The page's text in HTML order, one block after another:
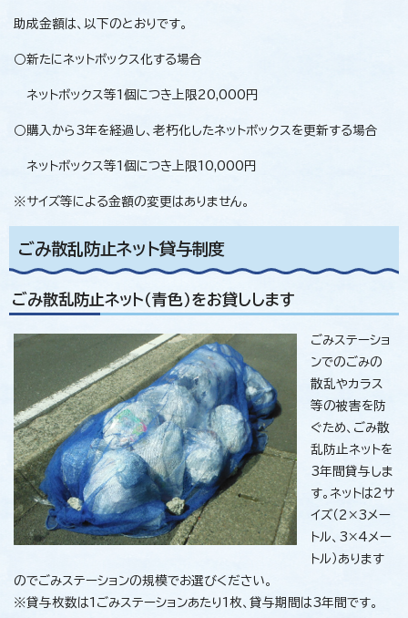
助成金額は、以下のとおりです。
○新たにネットボックス化する場合
ネットボックス等1個につき上限20,000円
○購入から3年を経過し、老朽化したネットボックスを更新する場合
ネットボックス等1個につき上限10,000円
※サイズ等による金額の変更はありません。
ごみ散乱防止ネット貸与制度
ごみ散乱防止ネット（青色）をお貸しします
ごみステーショ
ンでのごみの
散乱やカラス
等の被害を防
ぐため、ごみ散
乱防止ネットを
3年間貸与しま
す。ネットは2サ
イズ（2×3メー
トル、3×4メー
トル）あります
のでごみステーションの規模でお選びください。
※貸与枚数は1ごみステーションあたり1枚、貸与期間は3年間です。